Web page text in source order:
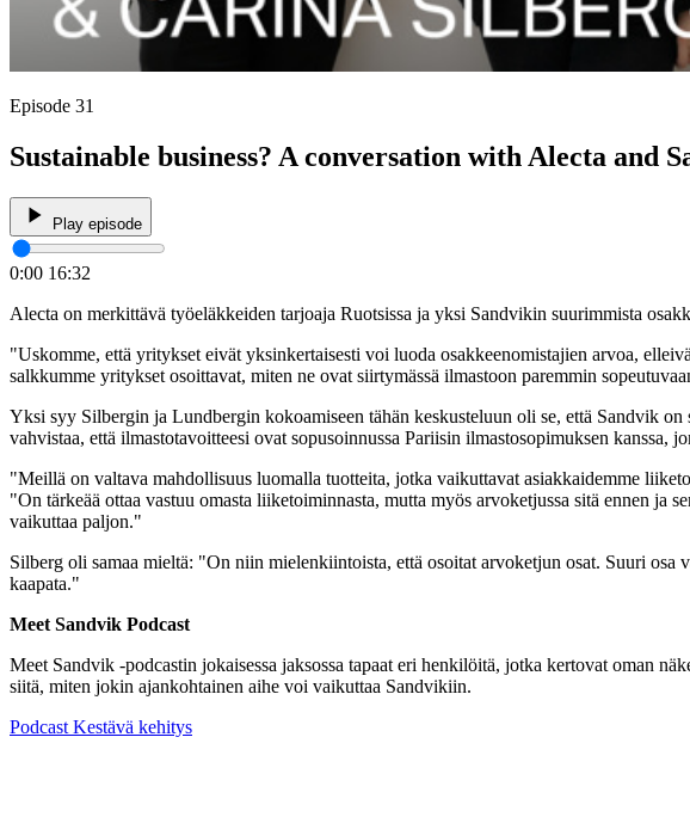
Episode 31
Sustainable business? A conversation with Alecta and
Play episode
0:00 16:32
Alecta on merkittävä työeläkkeiden tarjoaja Ruotsissa ja yksi Sandvikin suurimmista
"Uskomme, että yritykset eivät yksinkertaisesti voi luoda osakkeenomistajien arvoa,
salkkumme yritykset osoittavat, miten ne ovat siirtymässä ilmastoon paremmin
Yksi syy Silbergin ja Lundbergin kokoamiseen tähän keskusteluun oli se, että Sandvik
vahvistaa, että ilmastotavoitteesi ovat sopusoinnussa Pariisin ilmastosopimuksen kanssa,
"Meillä on valtava mahdollisuus luomalla tuotteita, jotka vaikuttavat asiakkaidemme
"On tärkeää ottaa vastuu omasta liiketoiminnasta, mutta myös arvoketjussa sitä ennen ja
vaikuttaa paljon."
Silberg oli samaa mieltä: "On niin mielenkiintoista, että osoitat arvoketjun osat. Suuri
kaapata."
Meet Sandvik Podcast
Meet Sandvik -podcastin jokaisessa jaksossa tapaat eri henkilöitä, jotka kertovat oman
siitä, miten jokin ajankohtainen aihe voi vaikuttaa Sandvikiin.
Podcast Kestävä kehitys